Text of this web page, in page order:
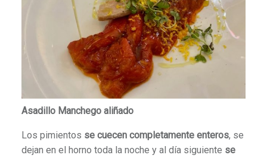
Asadillo Manchego aliñado
Los pimientos se cuecen completamente enteros, se
dejan en el horno toda la noche y al día siguiente se